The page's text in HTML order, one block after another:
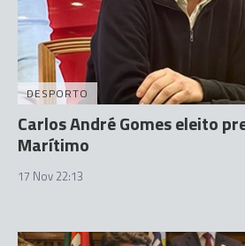
DESPORTO
Carlos André Gomes eleito
Marítimo
17 Nov 22:13